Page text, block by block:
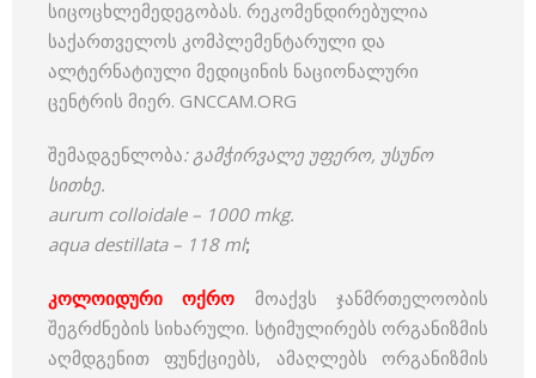
სიცოცხლემედეგობას. რეკომენდირებულია
საქართველოს კომპლემენტარული და
ალტერნატიული მედიცინის ნაციონალური
ცენტრის მიერ. GNCCAM.ORG
შემადგენლობა: გამჭირვალე უფერო, უსუნო
სითხე.
aurum colloidale – 1000 mkg.
aqua destillata – 118 ml;
კოლოიდური ოქრო მოაქვს ჯანმრთელოობის
შეგრძნების სიხარული. სტიმულირებს ორგანიზმის
აღმდგენით ფუნქციებს, ამაღლებს ორგანიზმის